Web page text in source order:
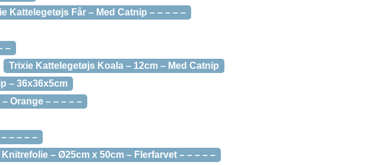
Kattelegetøjs Får – Med Catnip – – – – –
–
Trixie Kattelegetøjs Koala – 12cm – Med Catnip
– 36x36x5cm
Orange – – – – –
– – – –
– Ø25cm x 50cm – Flerfarvet – – – – –